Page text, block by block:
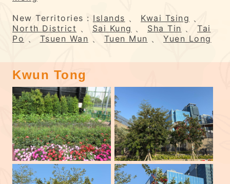
New Territories : Islands 、 Kwai Tsing 、
North District 、 Sai Kung 、 Sha Tin 、 Tai
Po 、 Tsuen Wan 、 Tuen Mun 、 Yuen Long
Kwun Tong